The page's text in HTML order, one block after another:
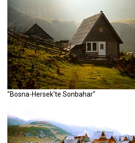
"Bosna-Hersek'te Sonbahar"